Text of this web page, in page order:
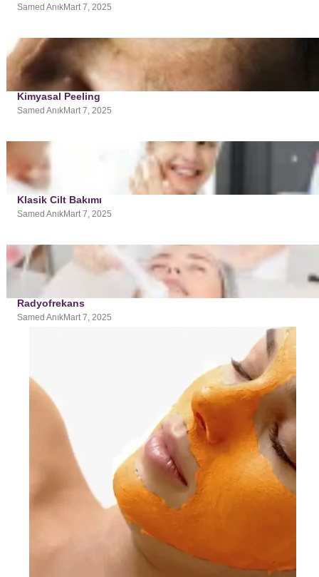
Samed AnıkMart 7, 2025
Kimyasal Peeling
Samed AnıkMart 7, 2025
Klasik Cilt Bakımı
Samed AnıkMart 7, 2025
Radyofrekans
Samed AnıkMart 7, 2025